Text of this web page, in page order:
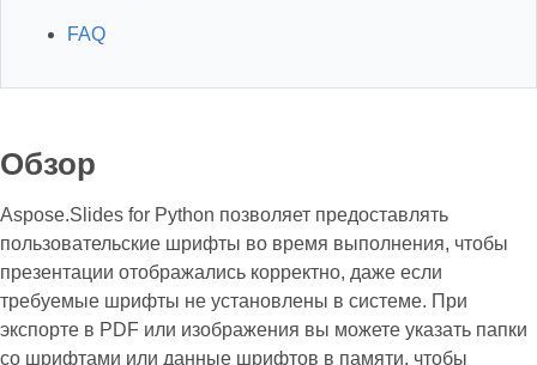
FAQ
Обзор
Aspose.Slides for Python позволяет предоставлять
пользовательские шрифты во время выполнения, чтобы
презентации отображались корректно, даже если
требуемые шрифты не установлены в системе. При
экспорте в PDF или изображения вы можете указать папки
со шрифтами или данные шрифтов в памяти, чтобы